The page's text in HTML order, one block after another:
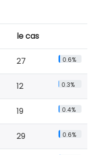
le cas
27 0.6%
12 0.3%
19 0.4%
29 0.6%